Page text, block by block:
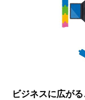
ビジネスに広が